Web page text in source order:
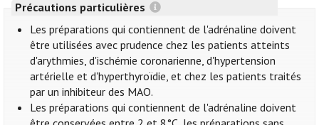
Précautions particulières
Les préparations qui contiennent de l'adrénaline doivent
être utilisées avec prudence chez les patients atteints
d'arythmies, d'ischémie coronarienne, d'hypertension
artérielle et d'hyperthyroïdie, et chez les patients traités
par un inhibiteur des MAO.
Les préparations qui contiennent de l'adrénaline doivent